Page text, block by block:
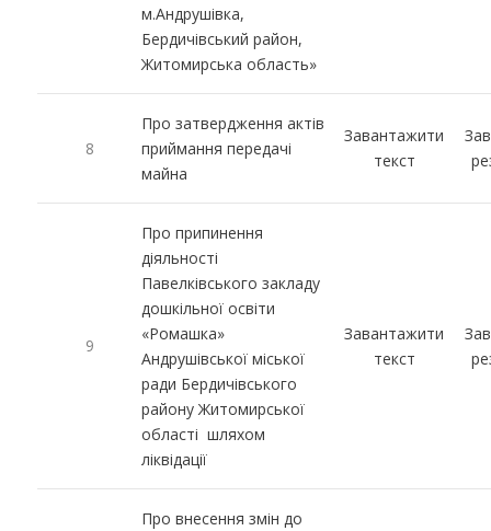
м.Андрушівка,
Бердичівський район,
Житомирська область»
8
Про затвердження актів
приймання передачі
майна
Завантажити
текст
9
Про припинення
діяльності
Павелківського закладу
дошкільної освіти
«Ромашка»
Андрушівської міської
ради Бердичівського
району Житомирської
області шляхом
ліквідації
Завантажити
текст
Про внесення змін до